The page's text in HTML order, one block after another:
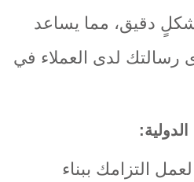
دقيق، مما يساعد
لدى العملاء في
التزامك ببناء